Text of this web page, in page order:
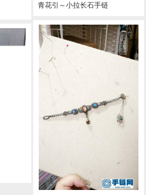
青花引～小拉长石手链